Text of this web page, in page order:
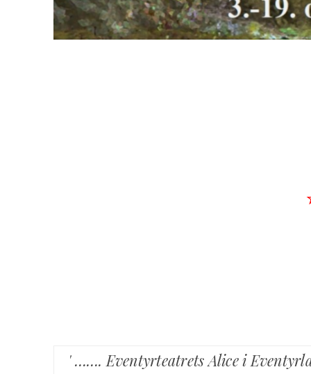
' ……. Eventyrteatrets Alice i